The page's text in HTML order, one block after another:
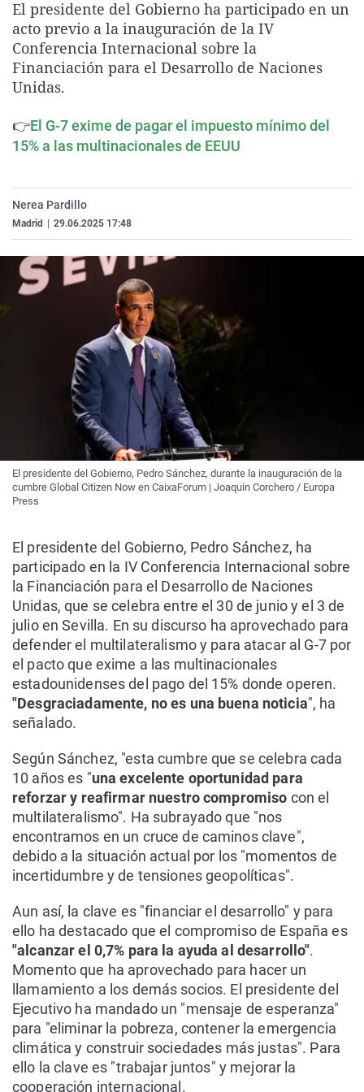
La rosa de los vientos
Gente viajera
Como el perro y el
Caso
Retornados
Equipo de
Extremadura
Galicia
La Rioja
País Vasco
Virales
Televisión
Elecciones
El presidente del Gobierno ha participado en un
acto previo a la inauguración de la IV
Conferencia Internacional sobre la
Financiación para el Desarrollo de Naciones
Unidas.
👉El G-7 exime de pagar el impuesto mínimo del
15% a las multinacionales de EEUU
Nerea Pardillo
Madrid 29.06.2025 17:48
El presidente del Gobierno, Pedro Sánchez, durante la inauguración de la
cumbre Global Citizen Now en CaixaForum | Joaquin Corchero / Europa
Press
El presidente del Gobierno, Pedro Sánchez, ha
participado en la IV Conferencia Internacional sobre
la Financiación para el Desarrollo de Naciones
Unidas, que se celebra entre el 30 de junio y el 3 de
julio en Sevilla. En su discurso ha aprovechado para
defender el multilateralismo y para atacar al G-7 por
el pacto que exime a las multinacionales
estadounidenses del pago del 15% donde operen.
"Desgraciadamente, no es una buena noticia", ha
señalado.
Según Sánchez, "esta cumbre que se celebra cada
10 años es "una excelente oportunidad para
reforzar y reafirmar nuestro compromiso con el
multilateralismo". Ha subrayado que "nos
encontramos en un cruce de caminos clave",
debido a la situación actual por los "momentos de
incertidumbre y de tensiones geopolíticas".
Aun así, la clave es "financiar el desarrollo" y para
ello ha destacado que el compromiso de España es
"alcanzar el 0,7% para la ayuda al desarrollo".
Momento que ha aprovechado para hacer un
llamamiento a los demás socios. El presidente del
Ejecutivo ha mandado un "mensaje de esperanza"
para "eliminar la pobreza, contener la emergencia
climática y construir sociedades más justas". Para
ello la clave es "trabajar juntos" y mejorar la
cooperación internacional.